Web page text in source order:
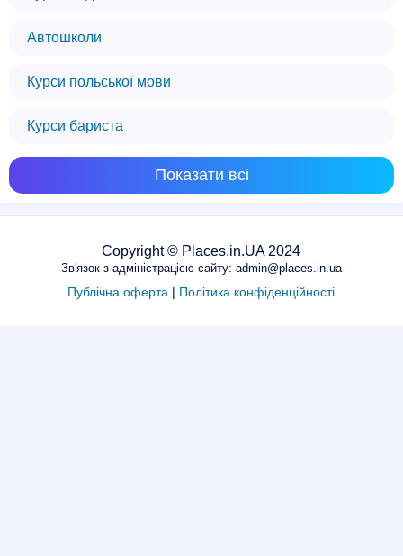
Автошколи
Курси польської мови
Курси бариста
Показати всі
Copyright © Places.in.UA 2024
Зв'язок з адміністрацією сайту: admin@places.in.ua
Публічна оферта | Політика конфіденційності